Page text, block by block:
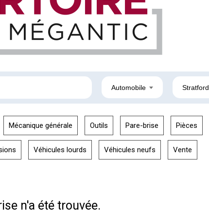
Automobile Stratford
Mécanique générale Outils Pare-brise Pièces
Véhicules lourds Véhicules neufs Vente
n'a été trouvée.